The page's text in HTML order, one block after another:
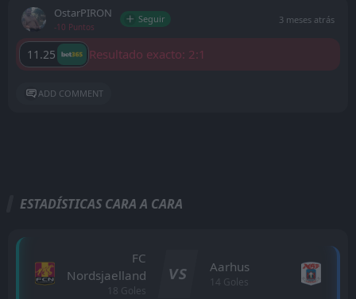
OstarPIRON
-10 Puntos
Seguir 3 meses atrás
11.25 Resultado exacto: 2:1
ADD COMMENT
ESTADÍSTICAS CARA A CARA
FC
Nordsjaelland
18 Goles
VS Aarhus
14 Goles